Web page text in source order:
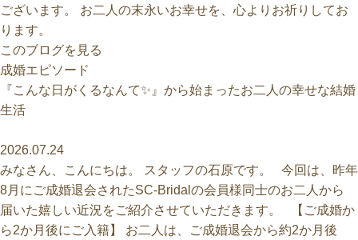
ございます。 お二人の末永いお幸せを、心よりお祈りしてお
ります。
このブログを見る
『こんな日がくるなんて✨』から始まったお二人の幸せな結婚
生活
2026.07.24
みなさん、こんにちは。 スタッフの石原です。 今回は、昨年
8月にご成婚退会されたSC-Bridalの会員様同士のお二人から
届いた嬉しい近況をご紹介させていただきます。 【ご成婚か
ら2か月後にご入籍】 お二人は、ご成婚退会から約2か月後